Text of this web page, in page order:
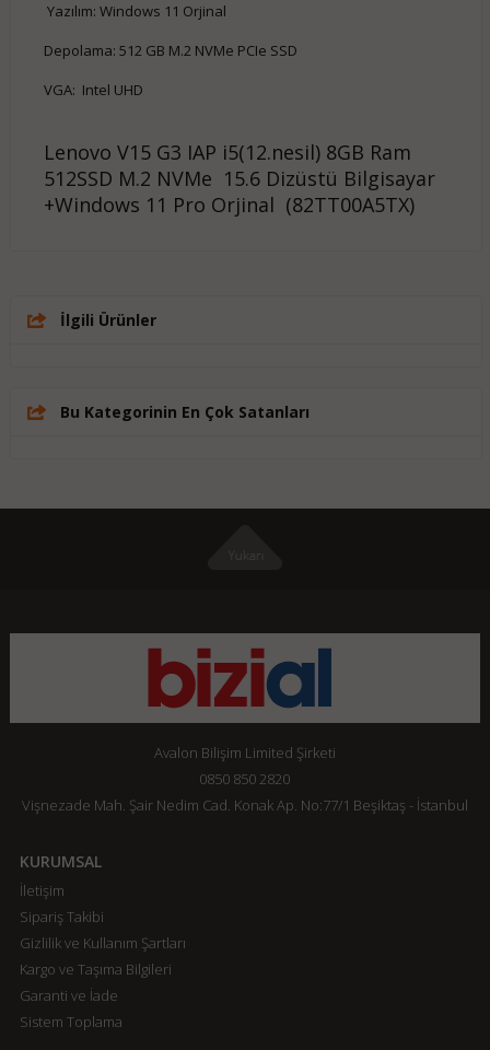
Yazılım: Windows 11 Orjinal
Depolama: 512 GB M.2 NVMe PCIe SSD
VGA: Intel UHD
Lenovo V15 G3 IAP i5(12.nesil) 8GB Ram
512SSD M.2 NVMe 15.6 Dizüstü Bilgisayar
+Windows 11 Pro Orjinal (82TT00A5TX)
İlgili Ürünler
Bu Kategorinin En Çok Satanları
Avalon Bilişim Limited Şirketi
0850 850 2820
Vişnezade Mah. Şair Nedim Cad. Konak Ap. No:77/1 Beşiktaş - İstanbul
KURUMSAL
İletişim
Sipariş Takibi
Gizlilik ve Kullanım Şartları
Kargo ve Taşıma Bilgileri
Garanti ve İade
Sistem Toplama